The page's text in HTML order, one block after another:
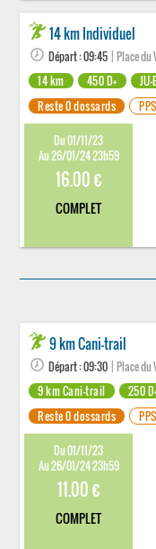
14 km Individuel
Départ : 09:45 | Place
14 km
450 D+
JU-
Reste 0 dossards
Du 01/11/23
Au 26/01/24 23h59
16.00 €
COMPLET
9 km Cani-trail
Départ : 09:30 | Place
9 km Cani-trail
250
Reste 0 dossards
Du 01/11/23
Au 26/01/24 23h59
11.00 €
COMPLET